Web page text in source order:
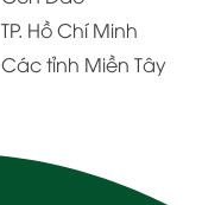
TP. Hồ Chí Minh
Các tỉnh Miền Tây